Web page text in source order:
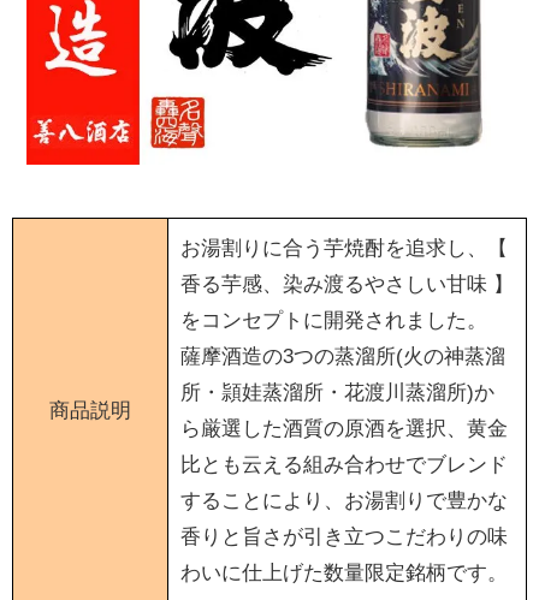
商品説明
お湯割りに合う芋焼酎を追求し、【
香る芋感、染み渡るやさしい甘味 】
をコンセプトに開発されました。
薩摩酒造の3つの蒸溜所(火の神蒸溜
所・頴娃蒸溜所・花渡川蒸溜所)か
ら厳選した酒質の原酒を選択、黄金
比とも云える組み合わせでブレンド
することにより、お湯割りで豊かな
香りと旨さが引き立つこだわりの味
わいに仕上げた数量限定銘柄です。